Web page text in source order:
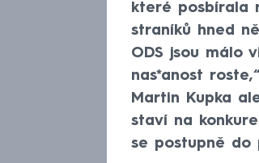
které posbírala
straníků hned
ODS jsou málo
nas*anost
Martin Kupka
staví na
se postupně do